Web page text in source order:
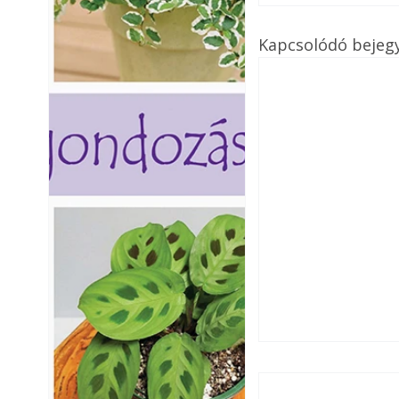
Kapcsolódó